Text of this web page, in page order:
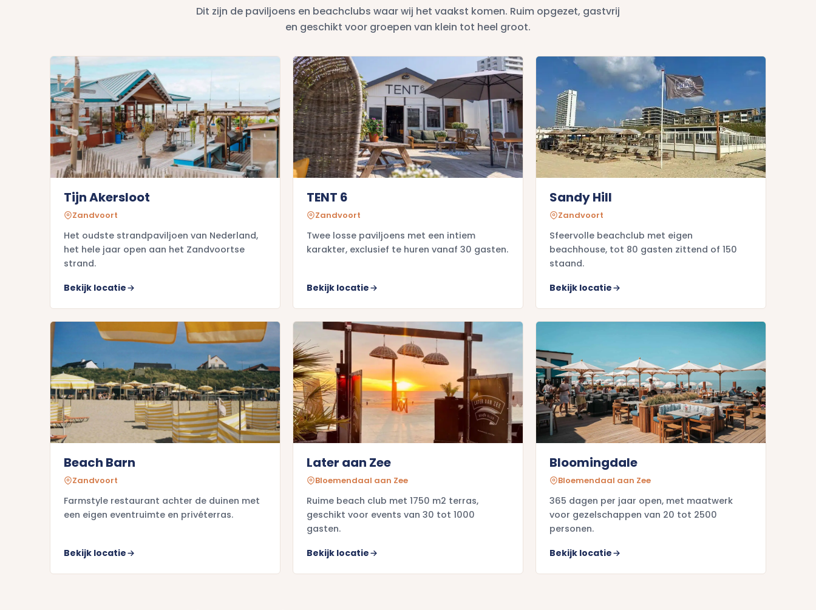
Dit zijn de paviljoens en beachclubs waar wij het vaakst komen. Ruim opgezet, gastvrij
en geschikt voor groepen van klein tot heel groot.
Tijn Akersloot
Zandvoort
Het oudste strandpaviljoen van Nederland,
het hele jaar open aan het Zandvoortse
strand.
Bekijk locatie
TENT 6
Zandvoort
Twee losse paviljoens met een intiem
karakter, exclusief te huren vanaf 30 gasten.
Bekijk locatie
Sandy Hill
Zandvoort
Sfeervolle beachclub met eigen
beachhouse, tot 80 gasten zittend of 150
staand.
Bekijk locatie
Beach Barn
Zandvoort
Farmstyle restaurant achter de duinen met
een eigen eventruimte en privéterras.
Bekijk locatie
Later aan Zee
Bloemendaal aan Zee
Ruime beach club met 1750 m2 terras,
geschikt voor events van 30 tot 1000
gasten.
Bekijk locatie
Bloomingdale
Bloemendaal aan Zee
365 dagen per jaar open, met maatwerk
voor gezelschappen van 20 tot 2500
personen.
Bekijk locatie